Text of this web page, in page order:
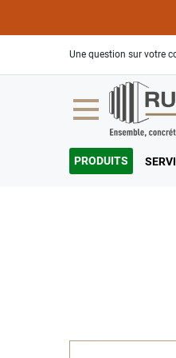
Une question sur votre
PRODUITS